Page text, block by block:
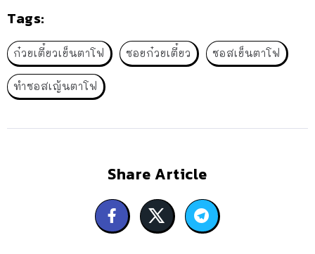
Tags:
ก๋วยเตี๋ยวเย็นตาโฟ ซอยก๋วยเตี๋ยว ซอสเย็นตาโฟ
ทำซอสเญ้นตาโฟ
Share Article